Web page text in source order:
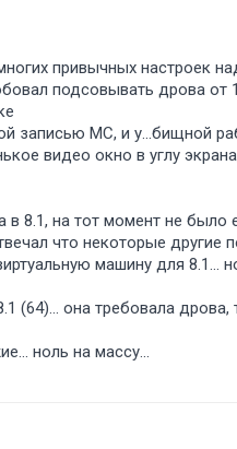
привычных настроек
подсовывать дрова от
записью МС, и у...бищной
видео окно в углу
в 8.1, на тот момент не
что некоторые другие
машину для 8.1...
(64)... она требовала
ноль на массу...